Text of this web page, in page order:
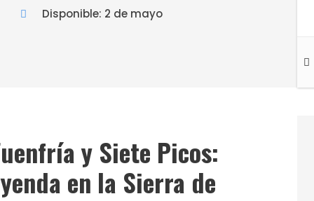
Disponible: 2 de mayo
y Siete Picos:
en la Sierra de